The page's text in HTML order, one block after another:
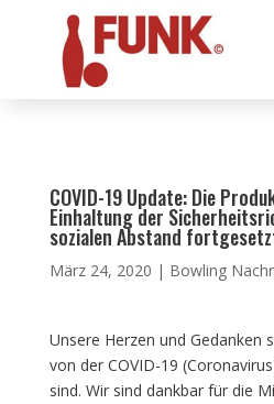
COVID-19 Update: Die
Einhaltung der
sozialen Abstand
März 24, 2020 | Bowling
Unsere Herzen und Gedanken
von der COVID-19
sind. Wir sind dankbar für die